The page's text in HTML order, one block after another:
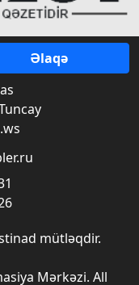
Əlaqə
mütləqdir.
Mərkəzi. All